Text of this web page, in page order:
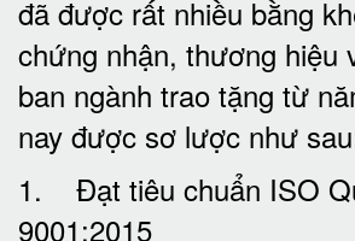
đã được rất nhiều bằng
chứng nhận, thương hiệu
ban ngành trao tặng từ
nay được sơ lược như
1. Đạt tiêu chuẩn ISO
9001:2015